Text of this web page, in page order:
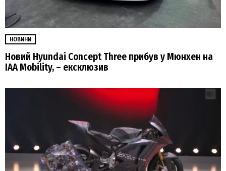
НОВИНИ
Новий Hyundai Concept Three прибув у Мюнхен на
IAA Mobility, – ексклюзив